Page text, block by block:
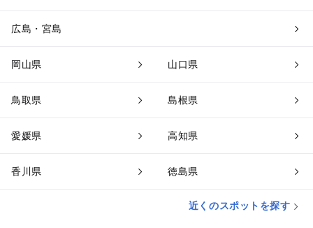
広島・宮島
岡山県 山口県
鳥取県 島根県
愛媛県 高知県
香川県 徳島県
近くのスポットを探す